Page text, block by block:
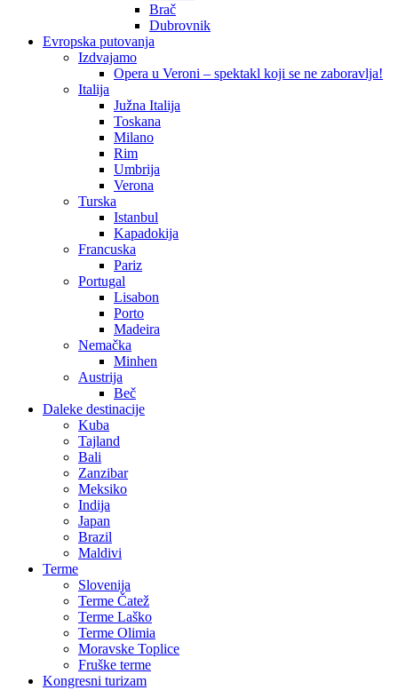
Brač
Dubrovnik
Evropska putovanja
Izdvajamo
Opera u Veroni – spektakl koji se ne zaboravlja!
Italija
Južna Italija
Toskana
Milano
Rim
Umbrija
Verona
Turska
Istanbul
Kapadokija
Francuska
Pariz
Portugal
Lisabon
Porto
Madeira
Nemačka
Minhen
Austrija
Beč
Daleke destinacije
Kuba
Tajland
Bali
Zanzibar
Meksiko
Indija
Japan
Brazil
Maldivi
Terme
Slovenija
Terme Čatež
Terme Laško
Terme Olimia
Moravske Toplice
Fruške terme
Kongresni turizam